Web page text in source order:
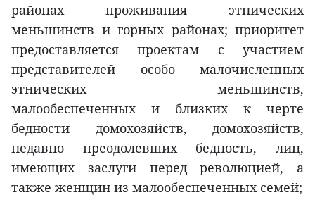
районах проживания этнических
меньшинств и горных районах; приоритет
предоставляется проектам с участием
представителей особо малочисленных
этнических меньшинств,
малообеспеченных и близких к черте
бедности домохозяйств, домохозяйств,
недавно преодолевших бедность, лиц,
имеющих заслуги перед революцией, а
также женщин из малообеспеченных семей;